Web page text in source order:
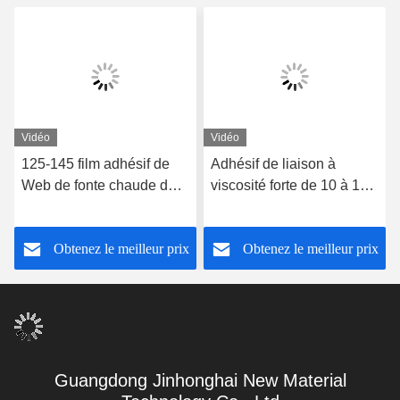
Vidéo
125-145 film adhésif de
Web de fonte chaude du
Web blanc chaud de fonte
d'adhérence forte
Obtenez le meilleur prix
Vidéo
Adhésif de liaison à
viscosité forte de 10 à 15
adhésive thermofusible à
température de 125 à 145
Obtenez le meilleur prix
Guangdong Jinhonghai New Material